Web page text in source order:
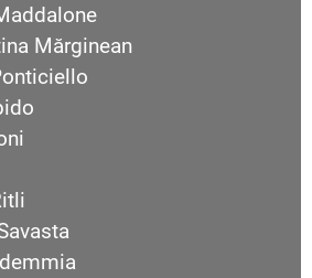
Mărginean